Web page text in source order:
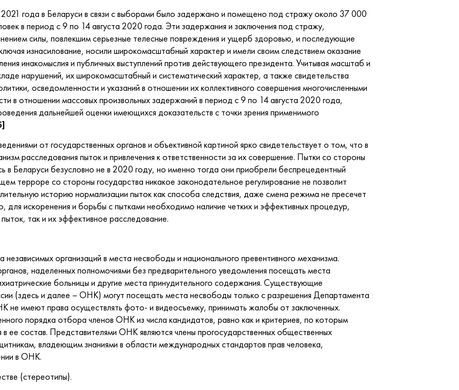
года в Беларуси в связи с выборами было задержано и помещено под стражу около 37 000
в период с 9 по 14 августа 2020 года. Эти задержания и заключения под стражу,
силы, повлекшим серьезные телесные повреждения и ущерб здоровью, и последующие
изнасилование, носили широкомасштабный характер и имели своим следствием оказание
инакомыслия и публичных выступлений против действующего президента. Учитывая масштаб и
нарушений, их широкомасштабный и систематический характер, а также свидетельства
осведомленности и указаний в отношении их коллективного совершения многочисленными
в отношении массовых произвольных задержаний в период с 9 по 14 августа 2020 года,
дальнейшей оценки имеющихся доказательств с точки зрения применимого
от государственных органов и объективной картиной ярко свидетельствует о том, что в
расследования пыток и привлечения к ответственности за их совершение. Пытки со стороны
в Беларуси безусловно не в 2020 году, но именно тогда они приобрели беспрецедентный
терроре со стороны государства никакое законодательное регулирование не позволит
историю нормализации пыток как способа следствия, даже смена режима не пресечет
для искоренения и борьбы с пытками необходимо наличие четких и эффективных процедур,
так и их эффективное расследование.
организаций в места несвободы и национального превентивного механизма.
наделенных полномочиями без предварительного уведомления посещать места
больницы и другие места принудительного содержания. Существующие
(здесь и далее – ОНК) могут посещать места несвободы только с разрешения Департамента
имеют права осуществлять фото- и видеосъемку, принимать жалобы от заключенных.
порядка отбора членов ОНК из числа кандидатов, равно как и критериев, по которым
ее состав. Представителями ОНК являются члены прогосударственных общественных
владеющим знаниями в области международных стандартов прав человека,
в ОНК.
(стереотипы).